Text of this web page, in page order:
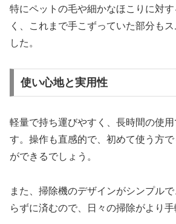
特にペットの毛や細かなほこりに対
く、これまで手こずっていた部分も
した。
使い心地と実用性
軽量で持ち運びやすく、長時間の使
す。操作も直感的で、初めて使う方
ができるでしょう。
また、掃除機のデザインがシンプル
らずに済むので、日々の掃除がより手